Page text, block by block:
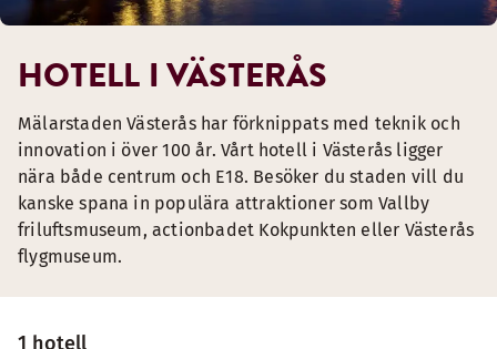
1 hotell
HOTELL I VÄSTERÅS
Mälarstaden Västerås har förknippats med teknik och
innovation i över 100 år. Vårt hotell i Västerås ligger
nära både centrum och E18. Besöker du staden vill du
kanske spana in populära attraktioner som Vallby
friluftsmuseum, actionbadet Kokpunkten eller Västerås
flygmuseum.